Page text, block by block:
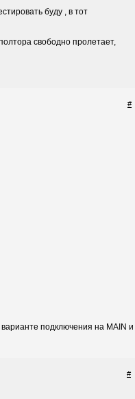
буду , в тот
свободно пролетает,
подключения на MAIN и
#
#